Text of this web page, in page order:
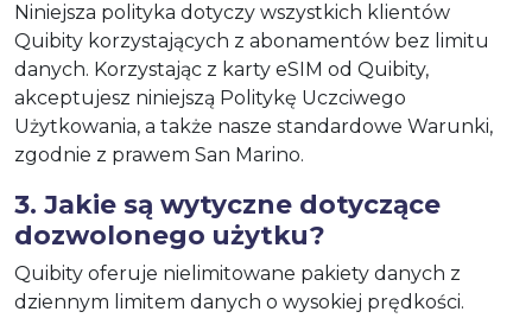
Niniejsza polityka dotyczy wszystkich klientów
Quibity korzystających z abonamentów bez limitu
danych. Korzystając z karty eSIM od Quibity,
akceptujesz niniejszą Politykę Uczciwego
Użytkowania, a także nasze standardowe Warunki,
zgodnie z prawem San Marino.
3. Jakie są wytyczne dotyczące
dozwolonego użytku?
Quibity oferuje nielimitowane pakiety danych z
dziennym limitem danych o wysokiej prędkości.